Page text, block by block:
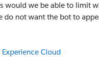
would we be able to limit
do not want the bot to
Cloud